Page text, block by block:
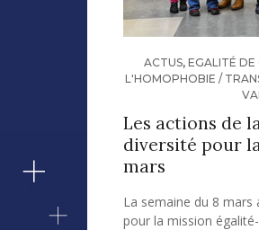
ACTUS, EGALITÉ DE
L'HOMOPHOBIE /
Les actions de
diversité pour
mars
La semaine du 8 mars
pour la mission